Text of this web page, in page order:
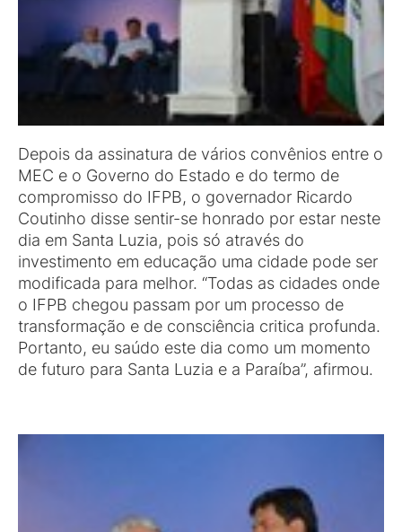
Depois da assinatura de vários convênios entre o
MEC e o Governo do Estado e do termo de
compromisso do IFPB, o governador Ricardo
Coutinho disse sentir-se honrado por estar neste
dia em Santa Luzia, pois só através do
investimento em educação uma cidade pode ser
modificada para melhor. “Todas as cidades onde
o IFPB chegou passam por um processo de
transformação e de consciência critica profunda.
Portanto, eu saúdo este dia como um momento
de futuro para Santa Luzia e a Paraíba”, afirmou.